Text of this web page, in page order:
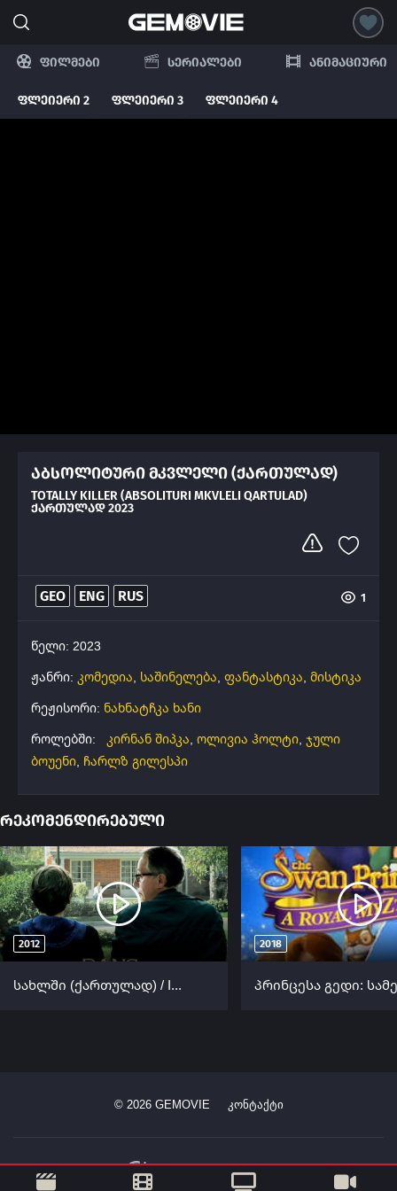
ფილმები სერიალები ანიმაციური
ფლეიერი 2 ფლეიერი 3 ფლეიერი 4
აბსოლიტური მკვლელი (ქართულად)
TOTALLY KILLER (ABSOLITURI MKVLELI QARTULAD)
ᲥᲐᲠᲗᲣᲚᲐᲓ 2023
GEO ENG RUS 1
წელი: 2023
ჟანრი: კომედია, საშინელება, ფანტასტიკა, მისტიკა
რეჟისორი: ნახნატჩკა ხანი
როლებში:
კირნან შიპკა, ოლივია ჰოლტი, ჯული
ბოუენი, ჩარლზ გილესპი
რეკომენდირებული
2012
სახლში (ქართულად) / In the House (Dans la maison) ქართულად 2012
2018
© 2026GEMOVIE კონტაქტი